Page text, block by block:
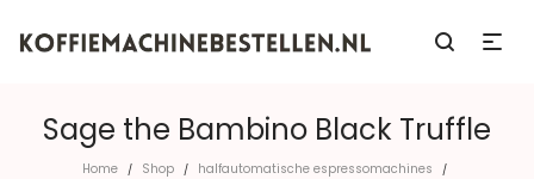
Sage the Bambino Black Truffle
Home / Shop / halfautomatische espressomachines /